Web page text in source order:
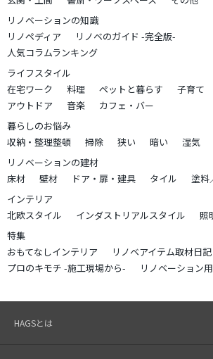
リノベーションの知識
リノペディア
リノベのガイド -完全版-
人気コラムランキング
ライフスタイル
在宅ワーク
料理 ペットと暮らす 子育て
アウトドア
音楽
カフェ・バー
暮らしのお悩み
収納・整理整頓
掃除 狭い 暗い
湿気
リノベーションの建材
床材
壁材 ドア・扉・建具 タイル
塗料
インテリア
北欧スタイル
インダストリアルスタイル 照
特集
おもてなしインテリア
リノベアイテム取材日記
プロのキモチ -施工現場から-
リノベーション
HAGSとは